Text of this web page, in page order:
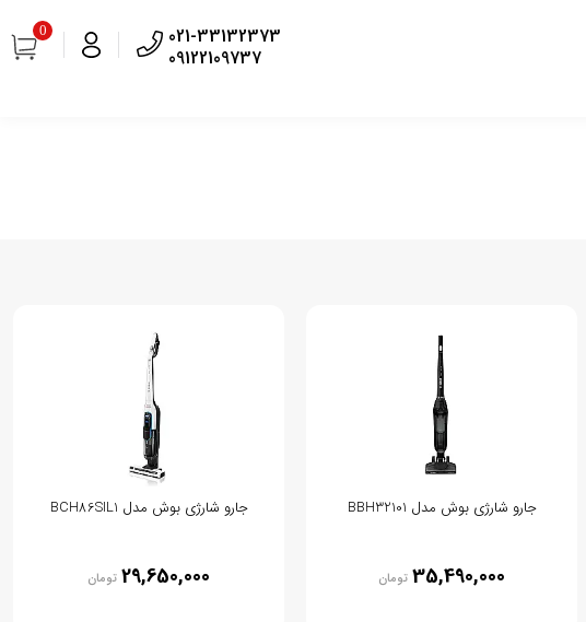
021-33132373
09122109737
0
جارو شارژی بوش مدل BBH32101
35,490,000 تومان
جارو شارژی بوش مدل BCH86SIL1
29,650,000 تومان